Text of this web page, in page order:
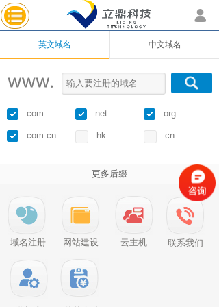
英文域名 中文域名
.com .net .org
.com.cn .hk .cn
更多后缀
网站建设
域名注册 云主机 联系我们